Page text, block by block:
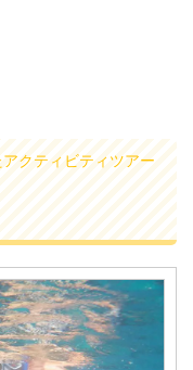
キャッシングが両替よ
クティビティツアー